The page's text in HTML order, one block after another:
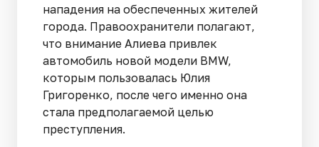
нападения на обеспеченных жителей
города. Правоохранители полагают,
что внимание Алиева привлек
автомобиль новой модели BMW,
которым пользовалась Юлия
Григоренко, после чего именно она
стала предполагаемой целью
преступления.